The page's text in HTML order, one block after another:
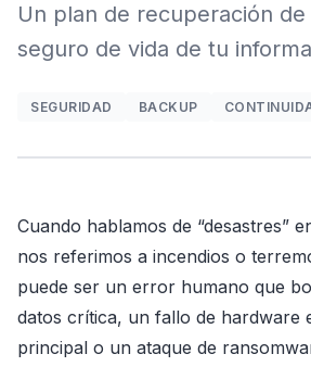
Un plan de recuperación
seguro de vida de tu
SEGURIDAD BACKUP
Cuando hablamos de “desastres”
nos referimos a incendios o
puede ser un error humano que
datos crítica, un fallo de hardware
principal o un ataque de